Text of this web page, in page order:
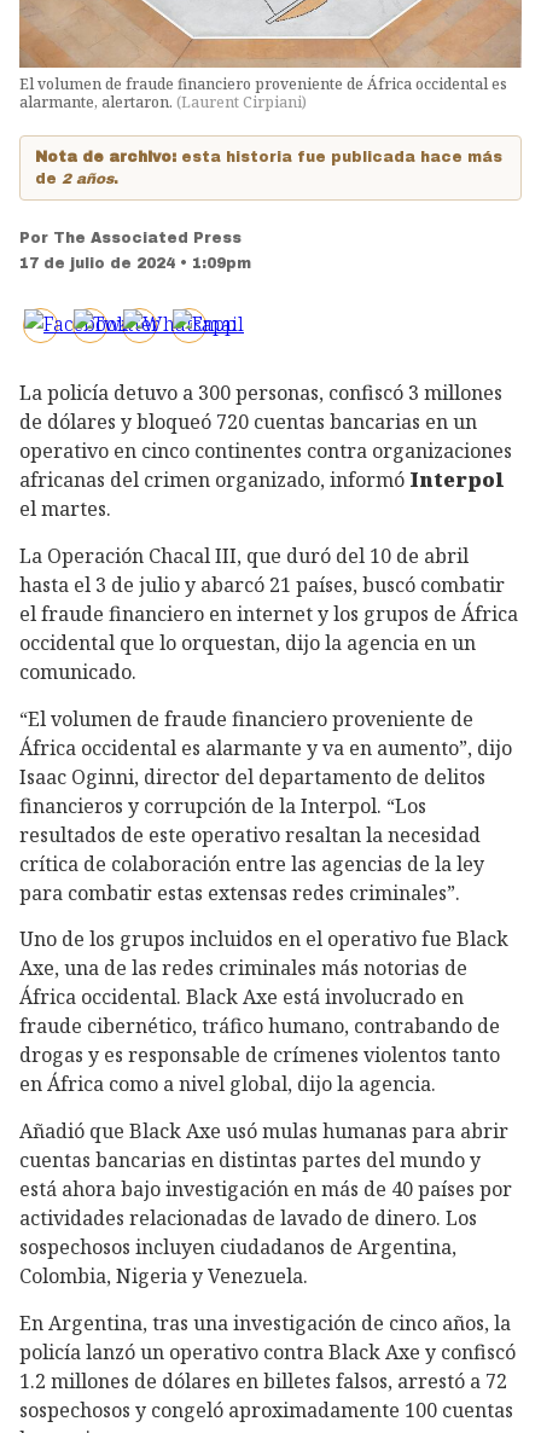
El volumen de fraude financiero proveniente de África occidental es
alarmante, alertaron. (Laurent Cirpiani)
Nota de archivo: esta historia fue publicada hace más
de 2 años.
Por The Associated Press
17 de julio de 2024 • 1:09pm
La policía detuvo a 300 personas, confiscó 3 millones
de dólares y bloqueó 720 cuentas bancarias en un
operativo en cinco continentes contra organizaciones
africanas del crimen organizado, informó Interpol
el martes.
La Operación Chacal III, que duró del 10 de abril
hasta el 3 de julio y abarcó 21 países, buscó combatir
el fraude financiero en internet y los grupos de África
occidental que lo orquestan, dijo la agencia en un
comunicado.
“El volumen de fraude financiero proveniente de
África occidental es alarmante y va en aumento”, dijo
Isaac Oginni, director del departamento de delitos
financieros y corrupción de la Interpol. “Los
resultados de este operativo resaltan la necesidad
crítica de colaboración entre las agencias de la ley
para combatir estas extensas redes criminales”.
Uno de los grupos incluidos en el operativo fue Black
Axe, una de las redes criminales más notorias de
África occidental. Black Axe está involucrado en
fraude cibernético, tráfico humano, contrabando de
drogas y es responsable de crímenes violentos tanto
en África como a nivel global, dijo la agencia.
Añadió que Black Axe usó mulas humanas para abrir
cuentas bancarias en distintas partes del mundo y
está ahora bajo investigación en más de 40 países por
actividades relacionadas de lavado de dinero. Los
sospechosos incluyen ciudadanos de Argentina,
Colombia, Nigeria y Venezuela.
En Argentina, tras una investigación de cinco años, la
policía lanzó un operativo contra Black Axe y confiscó
1.2 millones de dólares en billetes falsos, arrestó a 72
sospechosos y congeló aproximadamente 100 cuentas